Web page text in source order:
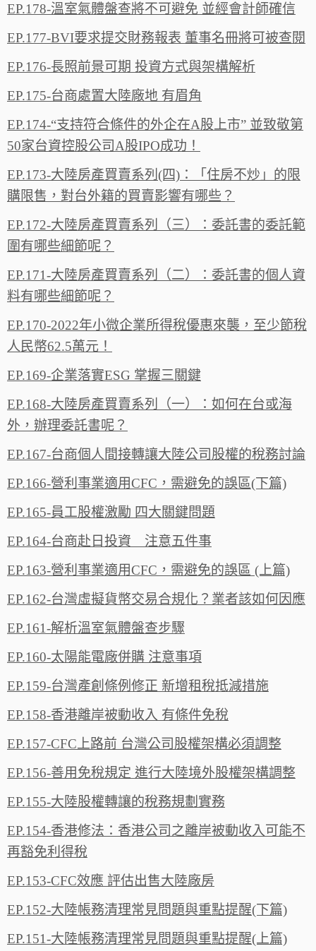
EP.178-溫室氣體盤查將不可避免 並經會計師確信
EP.177-BVI要求提交財務報表 董事名冊將可被查閱
EP.176-長照前景可期 投資方式與架構解析
EP.175-台商處置大陸廠地 有眉角
EP.174-“支持符合條件的外企在A股上市” 並致敬第
50家台資控股公司A股IPO成功！
EP.173-大陸房產買賣系列(四)：「住房不炒」的限
購限售，對台外籍的買賣影響有哪些？
EP.172-大陸房產買賣系列（三）：委託書的委託範
圍有哪些細節呢？
EP.171-大陸房產買賣系列（二）：委託書的個人資
料有哪些細節呢？
EP.170-2022年小微企業所得稅優惠來襲，至少節稅
人民幣62.5萬元！
EP.169-企業落實ESG 掌握三關鍵
EP.168-大陸房產買賣系列（一）：如何在台或海
外，辦理委託書呢？
EP.167-台商個人間接轉讓大陸公司股權的稅務討論
EP.166-營利事業適用CFC，需避免的誤區(下篇)
EP.165-員工股權激勵 四大關鍵問題
EP.164-台商赴日投資 注意五件事
EP.163-營利事業適用CFC，需避免的誤區 (上篇)
EP.162-台灣虛擬貨幣交易合規化？業者該如何因應
EP.161-解析溫室氣體盤查步驟
EP.160-太陽能電廠併購 注意事項
EP.159-台灣產創條例修正 新增租稅抵減措施
EP.158-香港離岸被動收入 有條件免稅
EP.157-CFC上路前 台灣公司股權架構必須調整
EP.156-善用免稅規定 進行大陸境外股權架構調整
EP.155-大陸股權轉讓的稅務規劃實務
EP.154-香港修法：香港公司之離岸被動收入可能不
再豁免利得稅
EP.153-CFC效應 評估出售大陸廠房
EP.152-大陸帳務清理常見問題與重點提醒(下篇)
EP.151-大陸帳務清理常見問題與重點提醒(上篇)